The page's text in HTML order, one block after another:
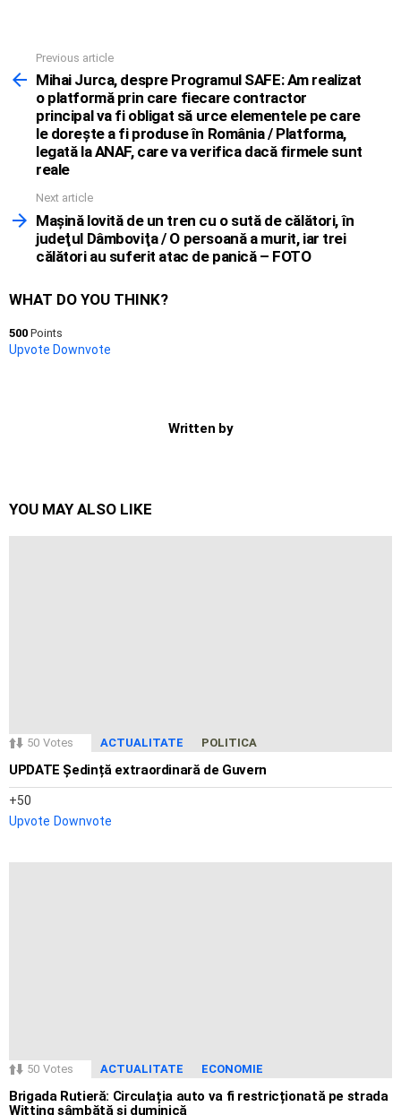
more
Previous article
Mihai Jurca, despre Programul SAFE: Am realizat
o platformă prin care fiecare contractor
principal va fi obligat să urce elementele pe care
le doreşte a fi produse în România / Platforma,
legată la ANAF, care va verifica dacă firmele sunt
reale
Next article
Maşină lovită de un tren cu o sută de călători, în
judeţul Dâmboviţa / O persoană a murit, iar trei
călători au suferit atac de panică – FOTO
WHAT DO YOU THINK?
500 Points
Upvote Downvote
Written by
YOU MAY ALSO LIKE
50 Votes ACTUALITATE POLITICA
UPDATE Ședință extraordinară de Guvern
50
Upvote Downvote
50 Votes ACTUALITATE ECONOMIE
Brigada Rutieră: Circulația auto va fi restricționată pe strada
Witting sâmbătă și duminică